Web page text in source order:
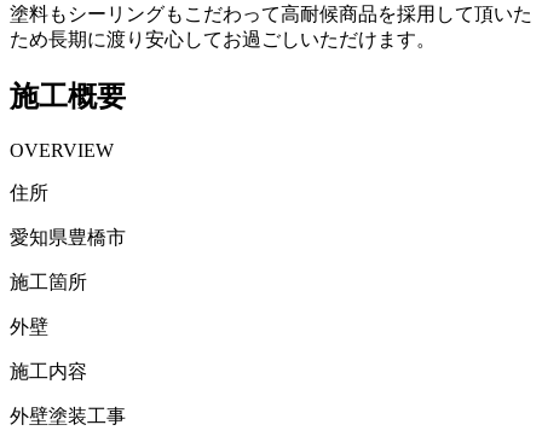
塗料もシーリングもこだわって高耐候商品を採用して頂いた
ため長期に渡り安心してお過ごしいただけます。
施工概要
OVERVIEW
住所
愛知県豊橋市
施工箇所
外壁
施工内容
外壁塗装工事